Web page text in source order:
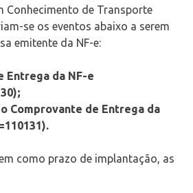
Conhecimento de Transporte
se os eventos abaixo a serem
emitente da NF-e:
Entrega da NF-e
Comprovante de Entrega da
como prazo de implantação, as